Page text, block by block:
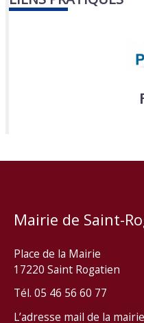
Mairie de Saint-
Place de la Mairie
17220 Saint Rogatien
Tél. 05 46 56 60 77
L’adresse mail de la